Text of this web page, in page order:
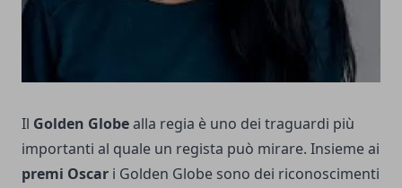
Il Golden Globealla regia è uno dei traguardi più
importanti al quale un regista può mirare. Insieme ai
premi Oscar i Golden Globe sono dei riconoscimenti